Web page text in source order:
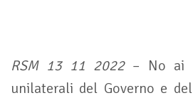
RSM 13 11 2022– No ai
unilaterali del Governo e